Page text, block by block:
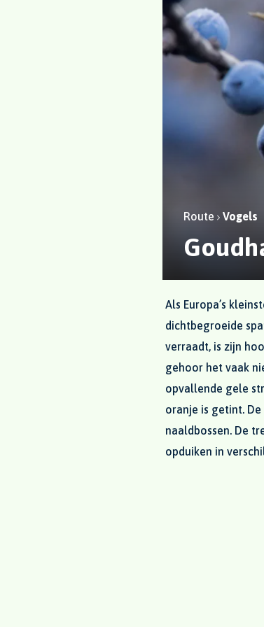
Route Vogels
Als Europa’s
dichtbegroeide
verraadt, is zijn
gehoor het vaak
opvallende gele
oranje is getint.
naaldbossen. De
opduiken in